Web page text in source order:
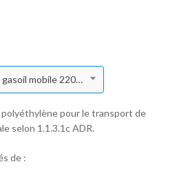
Station de ravitaillement gasoil mobile 220 l polyéthylène 12V
polyéthylène pour le transport de
selon 1.1.3.1c ADR.
de :